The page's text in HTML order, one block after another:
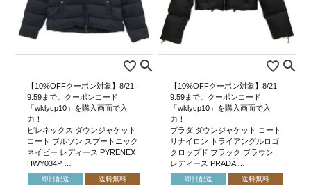
【10%OFFクーポン対象】8/21
9:59まで。クーポンコード
「wklycp10」を購入画面で入
力！
ピレネックス ダウンジャケット
コート ブルゾン スプートニック
ネイビー レディース PYRENEX
HWY034P …
即日配送 送料無料
【10%OFFクーポン対象】8/21
9:59まで。クーポンコード
「wklycp10」を購入画面で入
力！
プラダ ダウンジャケット コート
リナイロン トライアングルロゴ
クロップド ブラック ブラウン
レディース PRADA …
即日配送 送料無料